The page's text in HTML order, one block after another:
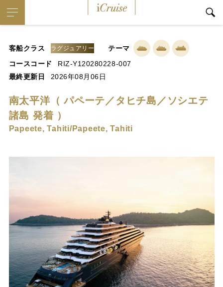
客船クラス ラグジュアリー
テーマ
コースコード
RIZ-Y120280228-007
最終更新日
2026年08月06日
南太平洋（ パペーテ／タヒチ島／ソシエテ
諸島 発着 ）
Papeete, Tahiti/Papeete, Tahiti